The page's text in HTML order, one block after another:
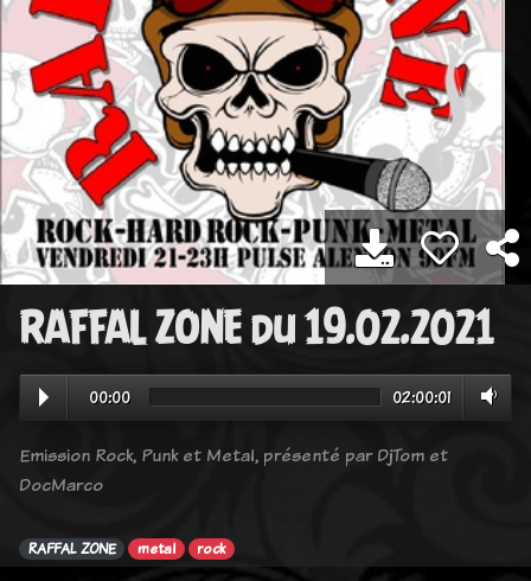
RAFFAL ZONE du 19.02.2021
00:00 02:00:01
Emission Rock, Punk et Metal, présenté par DjTom et
DocMarco
RAFFAL ZONE metal rock